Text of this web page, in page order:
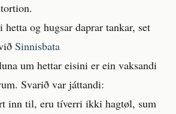
og hugsar daprar tankar, set
Sinnisbata
um hettar eisini er ein vaksandi
Svarið var játtandi:
inn til, eru tíverri ikki hagtøl, sum